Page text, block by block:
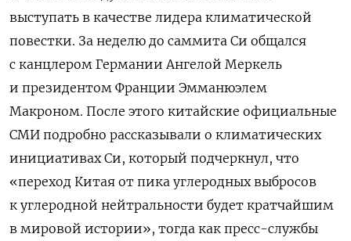
выступать в качестве лидера климатической
повестки. За неделю до саммита Си общался
с канцлером Германии Ангелой Меркель
и президентом Франции Эмманюэлем
Макроном. После этого китайские официальные
СМИ подробно рассказывали о климатических
инициативах Си, который подчеркнул, что
«переход Китая от пика углеродных выбросов
к углеродной нейтральности будет кратчайшим
в мировой истории», тогда как пресс-службы